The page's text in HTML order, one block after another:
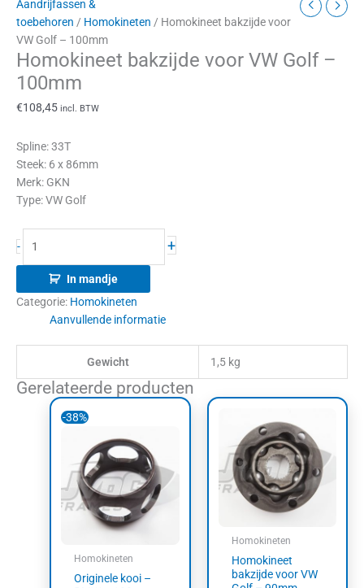
Aandrijfassen &
toebehoren / Homokineten / Homokineet bakzijde voor
VW Golf – 100mm
Homokineet bakzijde voor VW Golf –
100mm
€108,45 incl. BTW
Spline: 33T
Steek: 6 x 86mm
Merk: GKN
Type: VW Golf
- +
In mandje
Categorie: Homokineten
Aanvullende informatie
Gewicht 1,5 kg
Gerelateerde producten
-38%
Homokineten
Originele kooi –
€12,10.€7,50.
Homokineten
Homokineet
bakzijde voor VW